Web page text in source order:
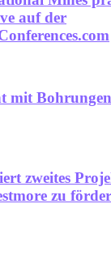
auf der
mit
zweites
zu